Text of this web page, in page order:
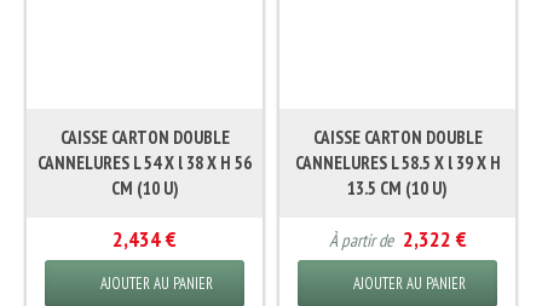
CAISSE CARTON DOUBLE
CANNELURES L 54 X l 38 X H 56
CM (10 U)
2,434 €
AJOUTER AU PANIER
CAISSE CARTON DOUBLE
CANNELURES L 58.5 X l 39 X H
13.5 CM (10 U)
À partir de 2,322 €
AJOUTER AU PANIER